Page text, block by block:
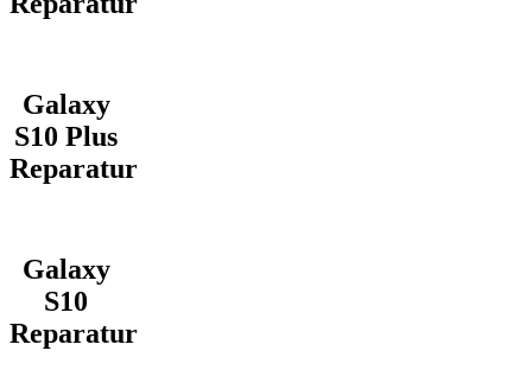
Galaxy
S10 Plus
Reparatur
Galaxy
S10
Reparatur